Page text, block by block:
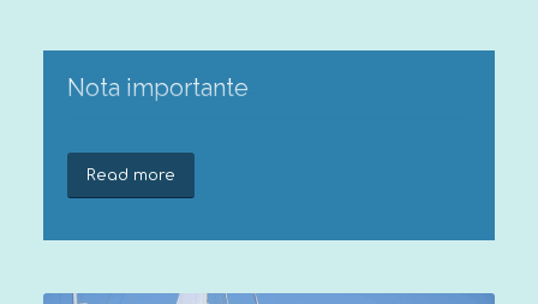
Nota importante
Sei pienamente consapevole di tutte
le attività che svolgerai durante la
sulBriefing della spedizione.
Read more